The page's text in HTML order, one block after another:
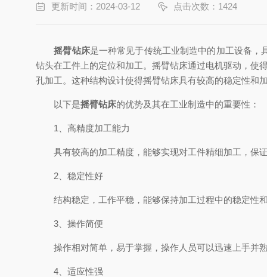
更新时间：2024-03-12 点击次数：1424
摇臂钻床是一种常见于传统工业制造中的加工设备，
钻头在工件上的定位和加工。摇臂钻床通过电机驱动，使
孔加工。这种结构设计使得摇臂钻床具有较高的稳定性和
以下是摇臂钻床的优势及其在工业制造中的重要性：
1、高精度加工能力
具有较高的加工精度，能够实现对工件精细加工，保证
2、稳定性好
结构稳定，工作平稳，能够保持加工过程中的稳定性
3、操作简便
操作相对简单，易于掌握，操作人员可以迅速上手并
4、适应性强